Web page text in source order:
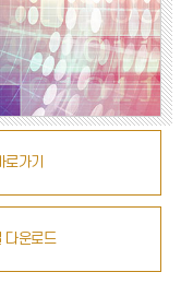
가기
다운로드